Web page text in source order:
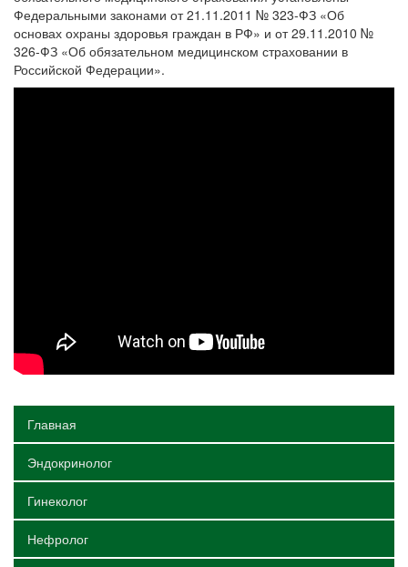
Федеральными законами от 21.11.2011 № 323-ФЗ «Об
основах охраны здоровья граждан в РФ» и от 29.11.2010 №
326-ФЗ «Об обязательном медицинском страховании в
Российской Федерации».
Главная
Эндокринолог
Гинеколог
Нефролог